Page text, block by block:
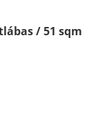
/ 51 sqm